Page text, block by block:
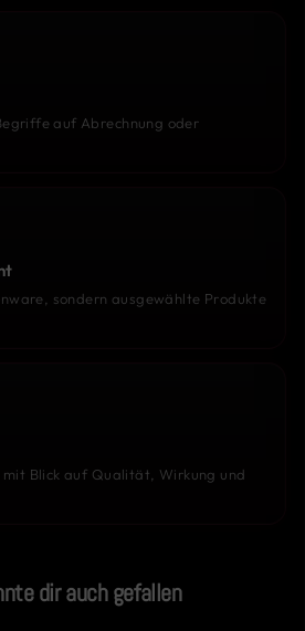
auf Abrechnung oder
sondern ausgewählte Produkte
mit Blick auf Qualität, Wirkung und
dir auch gefallen